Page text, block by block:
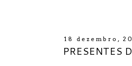
18 dezembro,
PRESENTES